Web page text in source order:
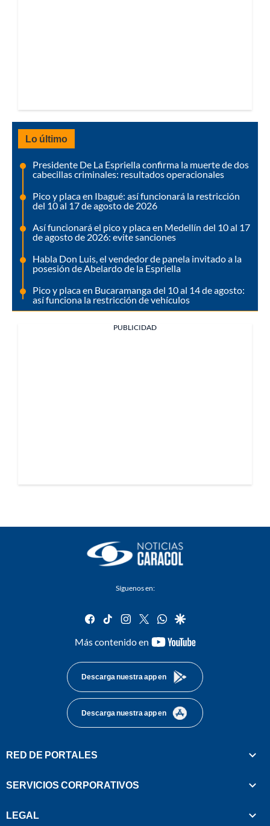
Lo último
Presidente De La Espriella confirma la muerte de dos
cabecillas criminales: resultados operacionales
Pico y placa en Ibagué: así funcionará la restricción
del 10 al 17 de agosto de 2026
Así funcionará el pico y placa en Medellín del 10 al 17
de agosto de 2026: evite sanciones
Habla Don Luis, el vendedor de panela invitado a la
posesión de Abelardo de la Espriella
Pico y placa en Bucaramanga del 10 al 14 de agosto:
así funciona la restricción de vehículos
PUBLICIDAD
Síguenos en:
facebook
tiktok instagram
twitterwhatsapp
google
Más contenido en
youtube-
Descarga nuestra app en
Descarga nuestra app en
RED DE PORTALES
SERVICIOS CORPORATIVOS
LEGAL